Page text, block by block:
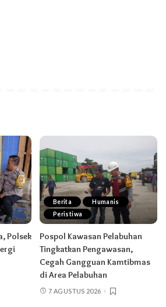
Polsek
Berita
Humanis
Peristiwa
Pospol Kawasan Pelabuhan
Tingkatkan Pengawasan,
Cegah Gangguan Kamtibmas
di Area Pelabuhan
7 AGUSTUS 2026